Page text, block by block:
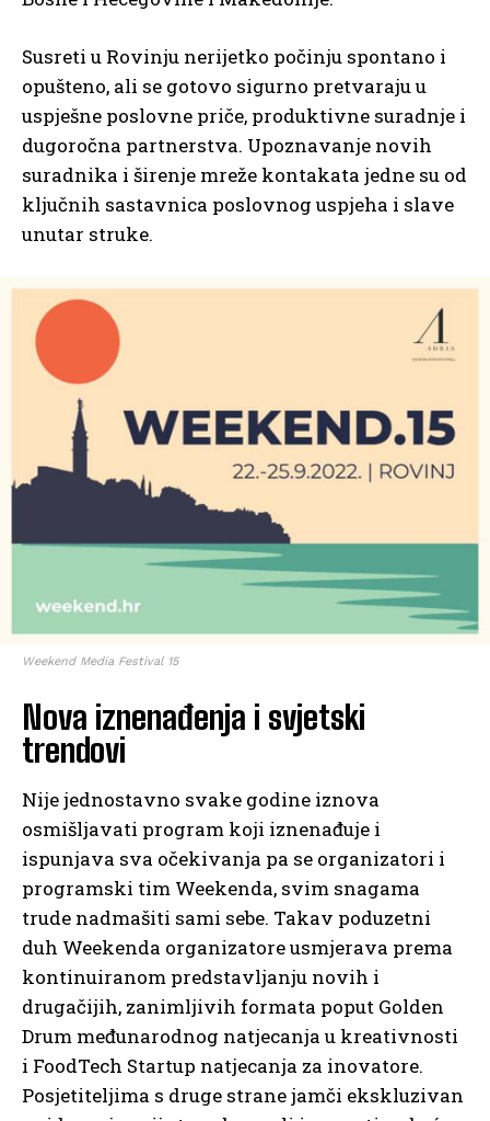
Susreti u Rovinju nerijetko počinju spontano i
opušteno, ali se gotovo sigurno pretvaraju u
uspješne poslovne priče, produktivne suradnje i
dugoročna partnerstva. Upoznavanje novih
suradnika i širenje mreže kontakata jedne su od
ključnih sastavnica poslovnog uspjeha i slave
unutar struke.
Weekend Media Festival 15
Nova iznenađenja i svjetski
trendovi
Nije jednostavno svake godine iznova
osmišljavati program koji iznenađuje i
ispunjava sva očekivanja pa se organizatori i
programski tim Weekenda, svim snagama
trude nadmašiti sami sebe. Takav poduzetni
duh Weekenda organizatore usmjerava prema
kontinuiranom predstavljanju novih i
drugačijih, zanimljivih formata poput Golden
Drum međunarodnog natjecanja u kreativnosti
i FoodTech Startup natjecanja za inovatore.
Posjetiteljima s druge strane jamči ekskluzivan